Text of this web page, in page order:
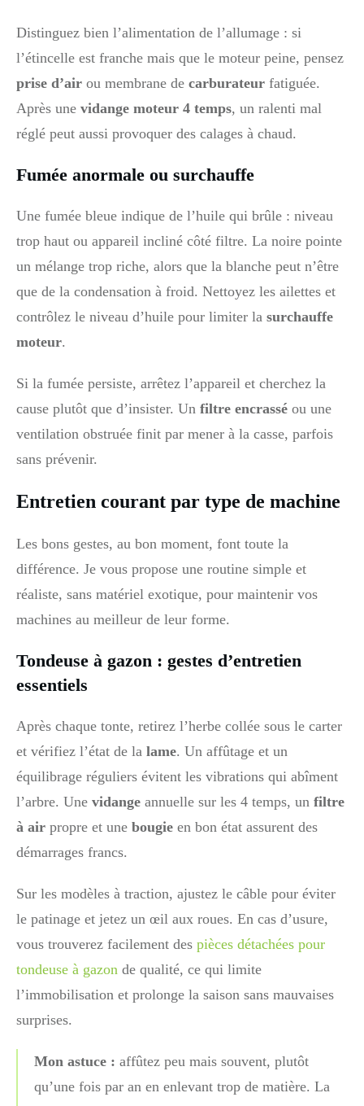
Distinguez bien l’alimentation de l’allumage : si
l’étincelle est franche mais que le moteur peine, pensez
prise d’air ou membrane de carburateur fatiguée.
Après une vidange moteur 4 temps, un ralenti mal
réglé peut aussi provoquer des calages à chaud.
Fumée anormale ou surchauffe
Une fumée bleue indique de l’huile qui brûle : niveau
trop haut ou appareil incliné côté filtre. La noire pointe
un mélange trop riche, alors que la blanche peut n’être
que de la condensation à froid. Nettoyez les ailettes et
contrôlez le niveau d’huile pour limiter la surchauffe
moteur.
Si la fumée persiste, arrêtez l’appareil et cherchez la
cause plutôt que d’insister. Un filtre encrassé ou une
ventilation obstruée finit par mener à la casse, parfois
sans prévenir.
Entretien courant par type de machine
Les bons gestes, au bon moment, font toute la
différence. Je vous propose une routine simple et
réaliste, sans matériel exotique, pour maintenir vos
machines au meilleur de leur forme.
Tondeuse à gazon : gestes d’entretien
essentiels
Après chaque tonte, retirez l’herbe collée sous le carter
et vérifiez l’état de la lame. Un affûtage et un
équilibrage réguliers évitent les vibrations qui abîment
l’arbre. Une vidange annuelle sur les 4 temps, un filtre
à air propre et une bougie en bon état assurent des
démarrages francs.
Sur les modèles à traction, ajustez le câble pour éviter
le patinage et jetez un œil aux roues. En cas d’usure,
vous trouverez facilement des pièces détachées pour
tondeuse à gazon de qualité, ce qui limite
l’immobilisation et prolonge la saison sans mauvaises
surprises.
Mon astuce : affûtez peu mais souvent, plutôt
qu’une fois par an en enlevant trop de matière. La